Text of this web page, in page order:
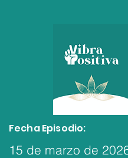
Fecha Episodio:
15 de marzo de